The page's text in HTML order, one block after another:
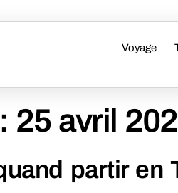
Voyage
25 avril
partir en